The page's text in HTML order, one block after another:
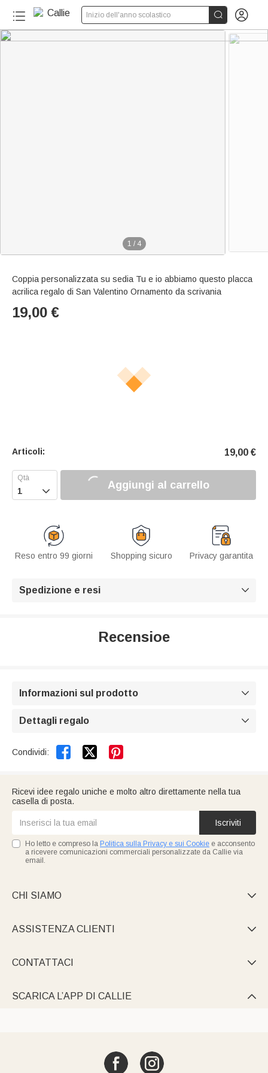
Inizio dell'anno scolastico  
1 / 4
Coppia personalizzata su sedia Tu e io abbiamo questo placca
acrilica regalo di San Valentino Ornamento da scrivania
19,00 €
Articoli: 19,00 €
 Aggiungi al carrello
Reso entro 99 giorni Shopping sicuro Privacy garantita
Spedizione e resi 
Recensioe
Informazioni sul prodotto 
Dettagli regalo 
Condividi:  
Ricevi idee regalo uniche e molto altro direttamente nella tua
casella di posta.
Iscriviti
Ho letto e compreso la Politica sulla Privacy e sui Cookie e acconsento
a ricevere comunicazioni commerciali personalizzate da Callie via
email.
CHI SIAMO 
ASSISTENZA CLIENTI 
CONTATTACI 
SCARICA L’APP DI CALLIE 